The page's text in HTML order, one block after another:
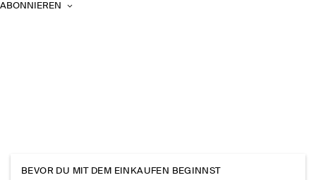
ABONNIEREN
BEVOR DU MIT DEM EINKAUFEN BEGINNST